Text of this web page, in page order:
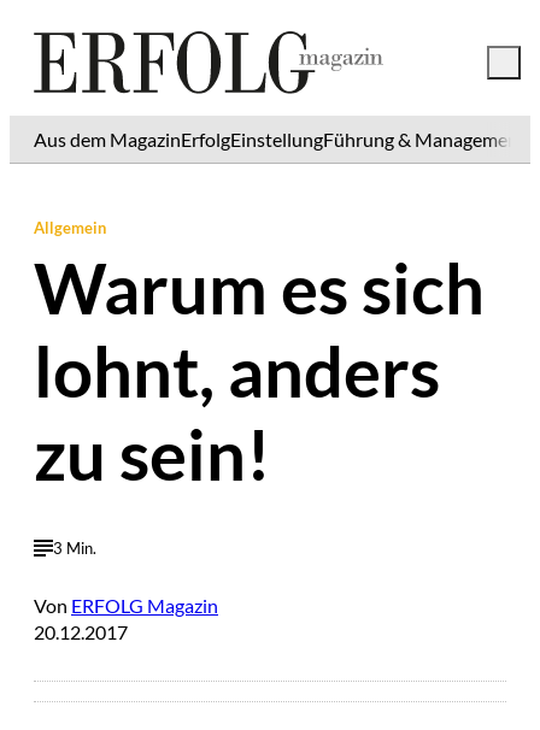
Aus dem MagazinErfolgEinstellungFührung & Management
Allgemein
Warum es sich
lohnt, anders
zu sein!
3 Min.
Von ERFOLG Magazin
20.12.2017